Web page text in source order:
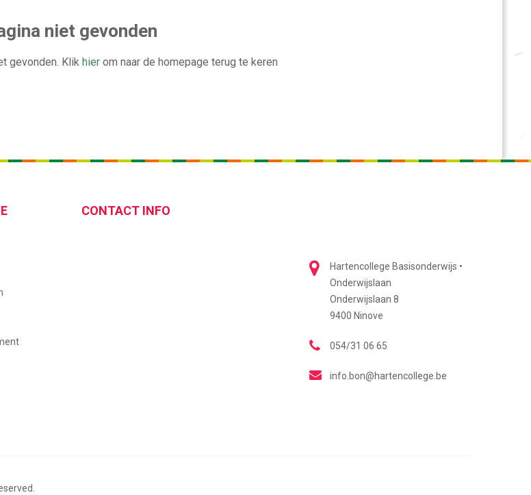
niet gevonden
gevonden. Klik hierom naar de homepage terug te keren
CONTACT INFO
Hartencollege Basisonderwijs •
Onderwijslaan
Onderwijslaan 8
9400 Ninove
054/31 06 65
info.bon@hartencollege.be